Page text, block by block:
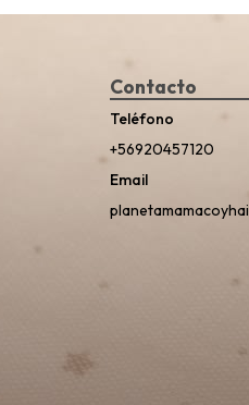
Contacto
Teléfono
+56920457120
Email